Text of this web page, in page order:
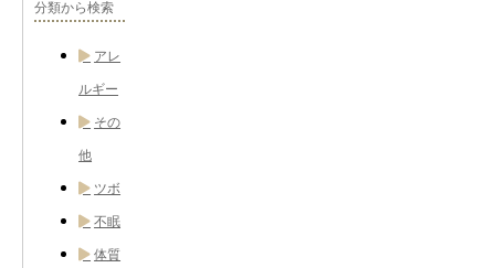
分類から検索
アレ
ルギー
その
他
ツボ
不眠
体質